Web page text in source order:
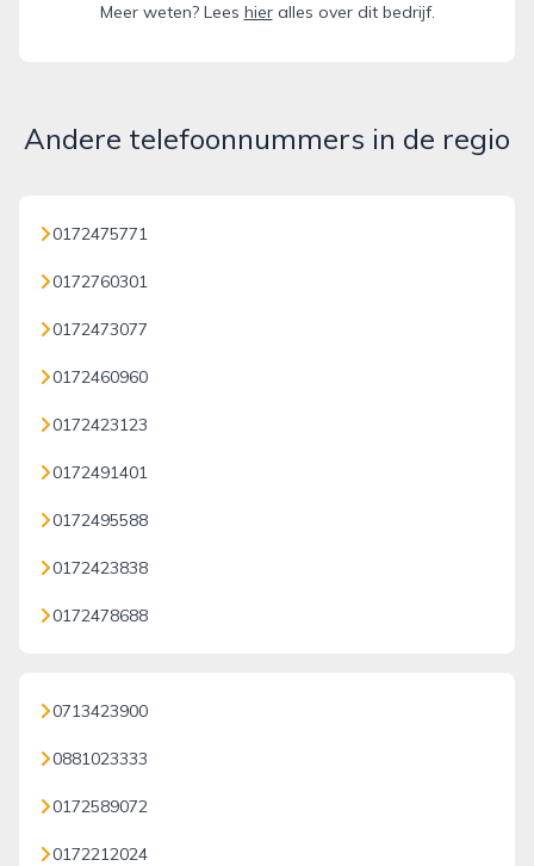
Meer weten? Lees hieralles over dit bedrijf.
Andere telefoonnummers in de regio
0172475771
0172760301
0172473077
0172460960
0172423123
0172491401
0172495588
0172423838
0172478688
0713423900
0881023333
0172589072
0172212024